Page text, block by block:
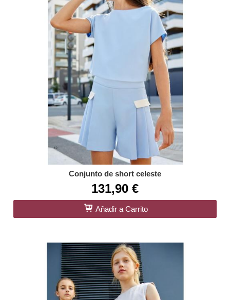
Conjunto de short celeste
131,90 €
Añadir a Carrito